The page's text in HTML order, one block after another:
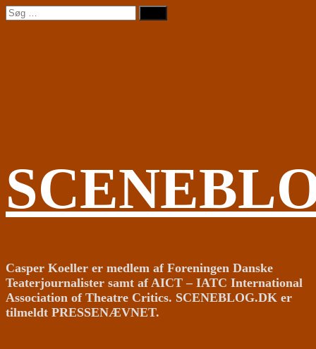
Videre
til
Søg
efter:
Casper Koeller er medlem af Foreningen Danske
Teaterjournalister samt af AICT – IATC International
Association of Theatre Critics. SCENEBLOG.DK er
tilmeldt PRESSENÆVNET.